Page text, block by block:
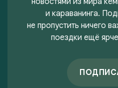
и караванинга.
не пропустить ничего
поездки ещё